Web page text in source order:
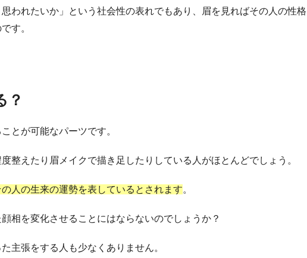
われたいか」という社会性の表れでもあり、眉を見ればその人の性格
す。
？
とが可能なパーツです。
整えたり眉メイクで描き足したりしている人がほとんどでしょう。
人の生来の運勢を表しているとされます。
相を変化させることにはならないのでしょうか？
主張をする人も少なくありません。